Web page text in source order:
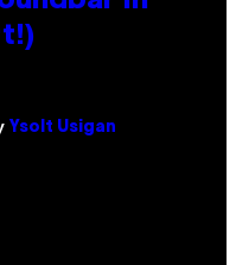
Ysolt Usigan